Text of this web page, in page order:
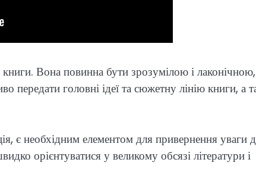
Вона повинна бути зрозумілою і
передати головні ідеї та сюжетну лінію книги, а
є необхідним елементом для привернення уваги
орієнтуватися у великому обсязі літератури і